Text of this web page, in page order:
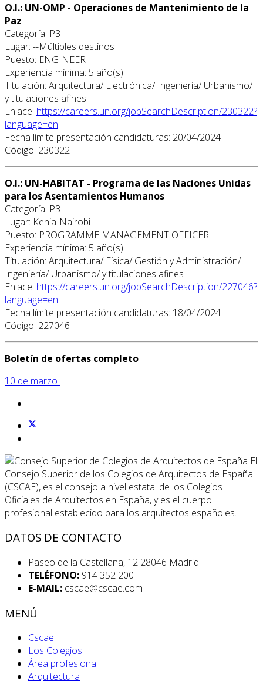
O.I.: UN-OMP - Operaciones de Mantenimiento de la
Paz
Categoría: P3
Lugar: --Múltiples destinos
Puesto: ENGINEER
Experiencia mínima: 5 año(s)
Titulación: Arquitectura/ Electrónica/ Ingeniería/ Urbanismo/
y titulaciones afines
Enlace: https://careers.un.org/jobSearchDescription/230322?
language=en
Fecha límite presentación candidaturas: 20/04/2024
Código: 230322
O.I.: UN-HABITAT - Programa de las Naciones Unidas
para los Asentamientos Humanos
Categoría: P3
Lugar: Kenia-Nairobi
Puesto: PROGRAMME MANAGEMENT OFFICER
Experiencia mínima: 5 año(s)
Titulación: Arquitectura/ Física/ Gestión y Administración/
Ingeniería/ Urbanismo/ y titulaciones afines
Enlace: https://careers.un.org/jobSearchDescription/227046?
language=en
Fecha límite presentación candidaturas: 18/04/2024
Código: 227046
Boletín de ofertas completo
10 de marzo
El
Consejo Superior de los Colegios de Arquitectos de España
(CSCAE), es el consejo a nivel estatal de los Colegios
Oficiales de Arquitectos en España, y es el cuerpo
profesional establecido para los arquitectos españoles.
DATOS DE CONTACTO
Paseo de la Castellana, 12 28046 Madrid
TELÉFONO: 914 352 200
E-MAIL: cscae@cscae.com
MENÚ
Cscae
Los Colegios
Área profesional
Arquitectura